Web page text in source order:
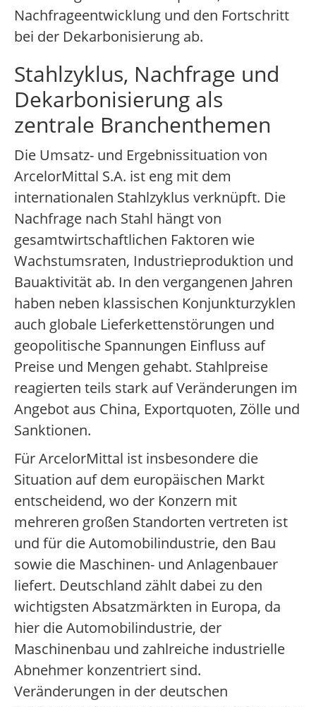
Nachfrageentwicklung und den Fortschritt
bei der Dekarbonisierung ab.
Stahlzyklus, Nachfrage und
Dekarbonisierung als
zentrale Branchenthemen
Die Umsatz- und Ergebnissituation von
ArcelorMittal S.A. ist eng mit dem
internationalen Stahlzyklus verknüpft. Die
Nachfrage nach Stahl hängt von
gesamtwirtschaftlichen Faktoren wie
Wachstumsraten, Industrieproduktion und
Bauaktivität ab. In den vergangenen Jahren
haben neben klassischen Konjunkturzyklen
auch globale Lieferkettenstörungen und
geopolitische Spannungen Einfluss auf
Preise und Mengen gehabt. Stahlpreise
reagierten teils stark auf Veränderungen im
Angebot aus China, Exportquoten, Zölle und
Sanktionen.
Für ArcelorMittal ist insbesondere die
Situation auf dem europäischen Markt
entscheidend, wo der Konzern mit
mehreren großen Standorten vertreten ist
und für die Automobilindustrie, den Bau
sowie die Maschinen- und Anlagenbauer
liefert. Deutschland zählt dabei zu den
wichtigsten Absatzmärkten in Europa, da
hier die Automobilindustrie, der
Maschinenbau und zahlreiche industrielle
Abnehmer konzentriert sind.
Veränderungen in der deutschen